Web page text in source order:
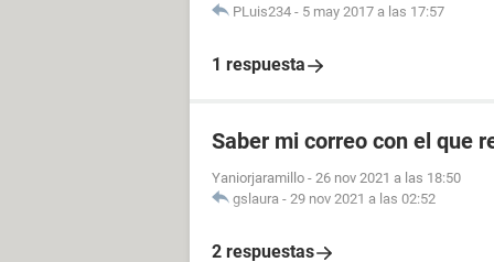
PLuis234 - 5 may 2017 a las 17:57
1 respuesta
Saber mi correo con el que
Yaniorjaramillo - 26 nov 2021 a las 18:50
gslaura - 29 nov 2021 a las 02:52
2 respuestas